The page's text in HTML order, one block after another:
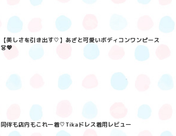
【美しさを引き出す♡】あざと可愛いボディコンワンピース
👗💖
同伴も店内もこれ一着♡Tikaドレス着用レビュー